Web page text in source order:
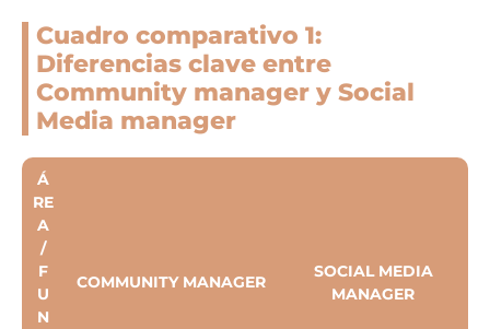
Cuadro comparativo 1:
Diferencias clave entre
Community manager y Social
Media manager
Á
RE
A
/
F
U
N
COMMUNITY MANAGER
SOCIAL MEDIA
MANAGER